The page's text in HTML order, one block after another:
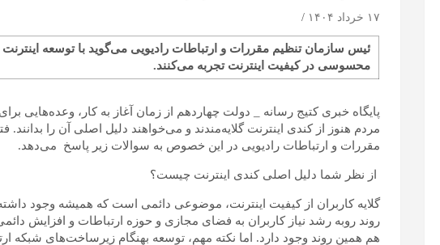
۱۷ خرداد ۱۴۰۴
محسوسی در کیفیت اینترنت تجربه می‌کنند.
پایگاه خبری کتیج رسانه _ دولت چهاردهم از زمان آغاز به کار، وعده‌هایی
مردم هنوز از کندی اینترنت گلایه‌مندند و می‌خواهند دلیل اصلی آن را
مقررات و ارتباطات رادیویی در این خصوص به سوالات زیر پاسخ می‌دهد.
از نظر شما دلیل اصلی کندی اینترنت چیست؟
گلایه کاربران از کیفیت اینترنت، موضوعی دائمی است که همیشه وجود
روند روبه رشد نیاز کاربران به فضای مجازی و حوزه ارتباطات و افزایش
هم همین روند وجود دارد. اما نکته مهم، توسعه بهنگام زیرساخت‌های شبکه